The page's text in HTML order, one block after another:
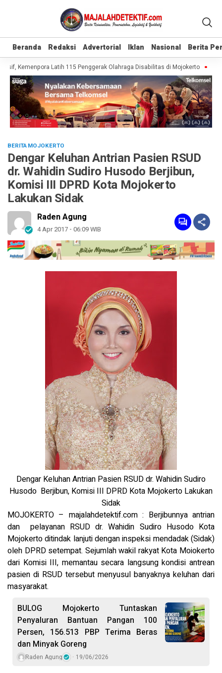
Beranda Redaksi Advertorial Iklan Nasional Berita
Beranda Redaksi Advertorial Iklan Nasional Berita
Kemenpora Latih 115 Penggerak Olahraga Disabilitas di Mojokerto
BERITA MOJOKERTO
Dengar Keluhan Antrian Pasien RSUD
dr. Wahidin Sudiro Husodo Berjibun,
Komisi III DPRD Kota Mojokerto
Lakukan Sidak
Raden Agung
4 Apr 2017 - 06:09 WIB
Dengar Keluhan Antrian Pasien RSUD dr. Wahidin Sudiro
Husodo Berjibun, Komisi III DPRD Kota Mojokerto Lakukan
Sidak
MOJOKERTO – majalahdetektif.com : Berjibunnya antrian
dan pelayanan RSUD dr. Wahidin Sudiro Husodo Kota
Mojokerto ditindak lanjuti dengan inspeksi mendadak (Sidak)
oleh DPRD setempat. Sejumlah wakil rakyat Kota Moiokerto
dari Komisi III, memantau secara langsung kondisi antrean
pasien di RSUD tersebut menyusul banyaknya keluhan dari
masyarakat.
BULOG Mojokerto Tuntaskan
Penyaluran Bantuan Pangan 100
Persen, 156.513 PBP Terima Beras
dan Minyak Goreng
Raden Agung 19/06/2026